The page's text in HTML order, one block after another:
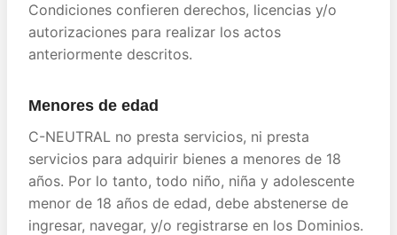
Condiciones confieren derechos, licencias y/o
autorizaciones para realizar los actos
anteriormente descritos.
Menores de edad
C-NEUTRAL no presta servicios, ni presta
servicios para adquirir bienes a menores de 18
años. Por lo tanto, todo niño, niña y adolescente
menor de 18 años de edad, debe abstenerse de
ingresar, navegar, y/o registrarse en los Dominios.